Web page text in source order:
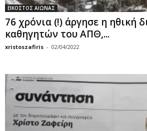
ΕΙΚΟΣΤΟΣ ΑΙΩΝΑΣ
76 χρόνια (!) άργησε η ηθική
καθηγητών του ΑΠΘ,...
xristoszafiris - 02/04/2022